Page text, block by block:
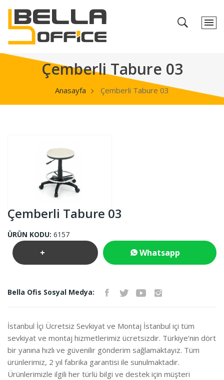
Çemberli Tabure 03
Anasayfa Çemberli Tabure 03
Çemberli Tabure 03
ÜRÜN KODU: 6157
+ Whatsapp
Bella Ofis Sosyal Medya:
İstanbul İçi Ücretsiz Sevkiyat ve Montaj İstanbul içi tüm
sevkiyat ve montaj hizmetlerimiz ücretsizdir. Türkiye’nin dört
bir yanına hızlı ve güvenilir gönderim sağlamaktayız. Tüm
ürünlerimiz, 2 yıl fabrika garantisi ile sunulmaktadır.
Ürünlerimizle ilgili her türlü bilgi ve destek için müşteri